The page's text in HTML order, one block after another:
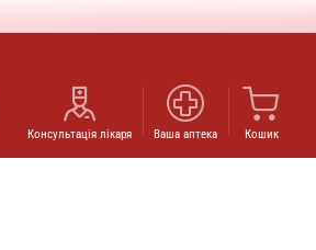
Консультація лікаря Ваша аптека Кошик